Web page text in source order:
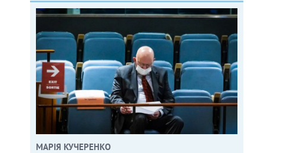
МАРІЯ КУЧЕРЕНКО